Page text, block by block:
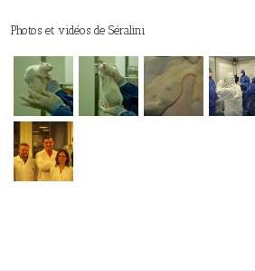
Photos et vidéos de Séralini